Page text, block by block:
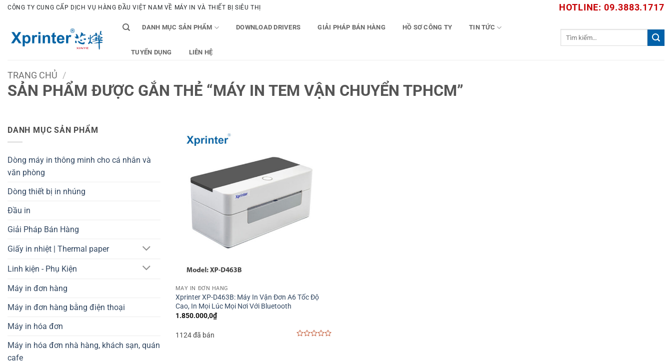
Bỏ
dung
CÔNG TY CUNG CẤP DỊCH VỤ HÀNG ĐẦU VIỆT NAM VỀ MÁY IN VÀ THIẾT BỊ SIÊU THỊ HOTLINE: 09.3883.1717
DANH MỤC SẢN PHẨM DOWNLOAD DRIVERS GIẢI PHÁP BÁN HÀNG HỒ SƠ CÔNG TY TIN TỨC
TUYỂN DỤNG LIÊN HỆ
TRANG CHỦ /
SẢN PHẨM ĐƯỢC GẮN THẺ “MÁY IN TEM VẬN CHUYỂN TPHCM”
DANH MỤC SẢN PHẨM
Dòng máy in thông minh cho cá nhân và
văn phòng
Dòng thiết bị in nhúng
Đầu in
Giải Pháp Bán Hàng
Giấy in nhiệt | Thermal paper
Linh kiện - Phụ Kiện
Máy in đơn hàng
Máy in đơn hàng bằng điện thoại
Máy in hóa đơn
Máy in hóa đơn nhà hàng, khách sạn, quán
cafe
MÁY IN ĐƠN HÀNG
Xprinter XP-D463B: Máy In Vận Đơn A6 Tốc Độ
Cao, In Mọi Lúc Mọi Nơi Với Bluetooth
1.850.000,0₫
1124 đã bán